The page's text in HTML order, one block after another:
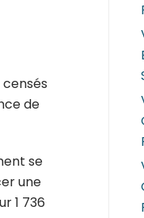
de
se
une
1 736